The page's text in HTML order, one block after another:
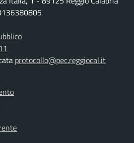
protocollo@pec.reggiocal.it